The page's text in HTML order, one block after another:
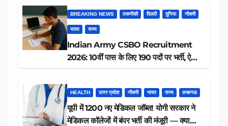
BREAKING NEWS तकनीकी दिल्ली दुनिया नौकरी
भारत राज्य
Indian Army CSBO Recruitment
2026: 10वीं पास के लिए 190 पदों पर भर्ती, ऐसे
HEALTH उत्तर प्रदेश नौकरी भारत राज्य लखनऊ
यूपी में 1200 नए मेडिकल जॉब्स! योगी सरकार ने
मेडिकल कॉलेजों में बंपर भर्ती की मंजूरी — क्या